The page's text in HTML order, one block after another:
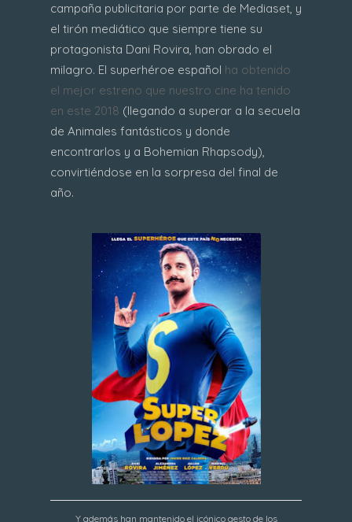
campaña publicitaria por parte de Mediaset, y
el tirón mediático que siempre tiene su
protagonista Dani Rovira, han obrado el
milagro. El superhéroe español ha obtenido
el mejor estreno que nuestro cine ha tenido
en este 2018 (llegando a superar a la secuela
de Animales fantásticos y donde
encontrarlos y a Bohemian Rhapsody),
convirtiéndose en la sorpresa del final de
año.
Y además han mantenido el icónico gesto de los